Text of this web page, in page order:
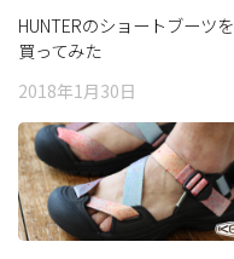
HUNTERのショートブーツを
買ってみた
2018年1月30日